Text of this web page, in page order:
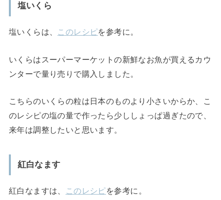
塩いくら
塩いくらは、 このレシピを参考に。
いくらはスーパーマーケットの新鮮なお魚が買えるカウ
ンターで量り売りで購入しました。
こちらのいくらの粒は日本のものより小さいからか、こ
のレシピの塩の量で作ったら少ししょっぱ過ぎたので、
来年は調整したいと思います。
紅白なます
紅白なますは、 このレシピを参考に。